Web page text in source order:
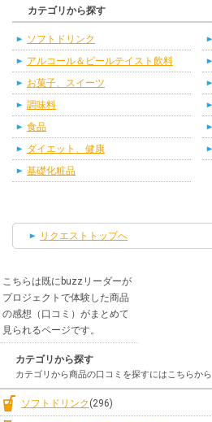
カテゴリから探す
ソフトドリンク
アルコール＆ビールテイスト飲料
お菓子、スイーツ
調味料
食品
ダイエット、健康
基礎化粧品
リクエストトップへ
こちらは既にbuzzリーダーが
プロジェクトで体験した商品
の感想（口コミ）がまとめて
見られるページです。
カテゴリから探す
カテゴリから商品の口コミを探すにはこちらから
ソフトドリンク (296)